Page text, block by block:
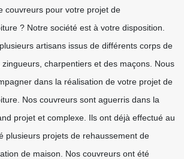
couvreurs pour votre projet de
? Notre société est à votre disposition.
artisans issus de différents corps de
charpentiers et des maçons. Nous
dans la réalisation de votre projet de
Nos couvreurs sont aguerris dans la
projet et complexe. Ils ont déjà effectué au
plusieurs projets de rehaussement de
de maison. Nos couvreurs ont été